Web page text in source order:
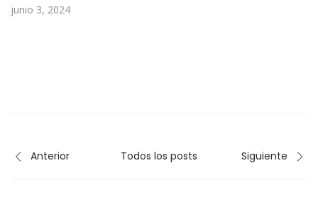
junio 3, 2024
Anterior Todos los posts Siguiente